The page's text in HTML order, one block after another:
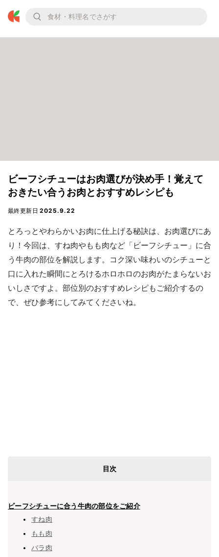
ビーフシチューはお肉選びが決め手！覚えて
おきたい合うお肉とおすすめレシピも
最終更新日2025.9.22
とろっとやわらかいお肉に仕上げる秘訣は、お肉選びにあ
り！今回は、すね肉やもも肉など「ビーフシチュー」に合
う牛肉の部位を解説します。コク深い味わいのシチューと
口に入れた瞬間にとろけるホロホロのお肉がたまらないお
いしさですよ。部位別のおすすめレシピもご紹介するの
で、ぜひ参考にしてみてくださいね。
目次
ビーフシチューに合う牛肉の部位をご紹介
すね肉
もも肉
バラ肉